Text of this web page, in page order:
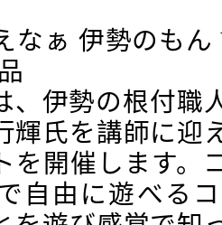
なぁ 伊勢のも
、伊勢の根付職
輝氏を講師に迎
を開催します。
自由に遊べる